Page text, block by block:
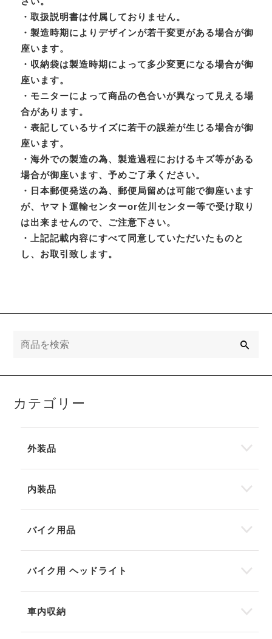
・取扱説明書は付属しておりません。
・製造時期によりデザインが若干変更がある場合が御
座います。
・収納袋は製造時期によって多少変更になる場合が御
座います。
・モニターによって商品の色合いが異なって見える場
合があります。
・表記しているサイズに若干の誤差が生じる場合が御
座います。
・海外での製造の為、製造過程におけるキズ等がある
場合が御座います、予めご了承ください。
・日本郵便発送の為、郵便局留めは可能で御座います
が、ヤマト運輸センターor佐川センター等で受け取り
は出来ませんので、ご注意下さい。
・上記記載内容にすべて同意していただいたものと
し、お取引致します。
カテゴリー
外装品
内装品
バイク用品
バイク用 ヘッドライト
車内収納